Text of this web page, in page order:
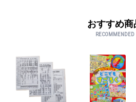
おすすめ商
RECOMMENDED